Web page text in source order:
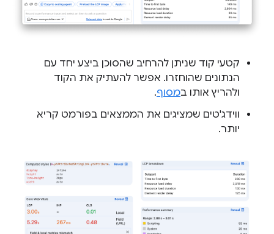
קטעי קוד שניתן להרחיב שהסוכן ביצע יחד עם
הנתונים שהוחזרו. אפשר להעתיק את הקוד
ולהריץ אותו במסוף.
ווידג'טים שמציגים את הממצאים בפורמט קריא
יותר.